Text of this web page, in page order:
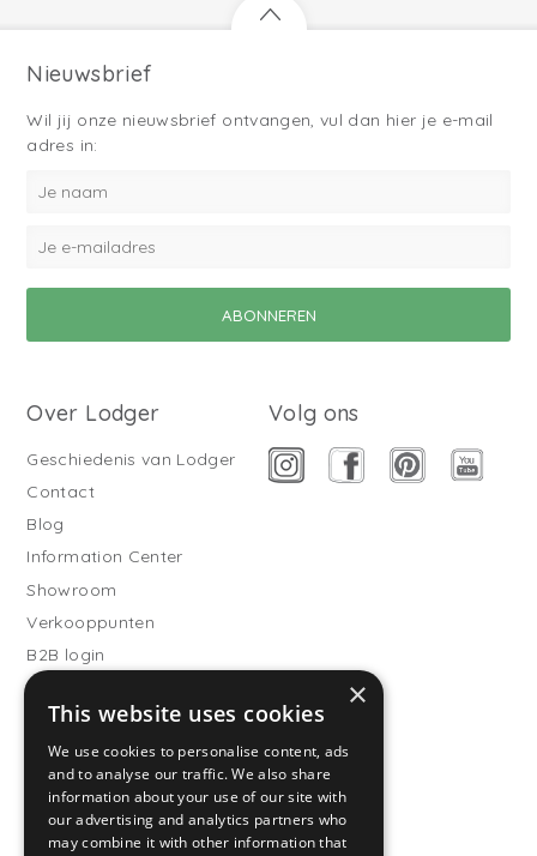
Nieuwsbrief
Wil jij onze nieuwsbrief ontvangen, vul dan hier je e-mail
adres in:
Over Lodger
Geschiedenis van Lodger
Contact
Blog
Information Center
Showroom
Verkooppunten
B2B login
Buitenslaapzakken
Word verkooppartner
Klantenservice
Veelgestelde vragen
Verzenden & Bezorgen
Volg ons
×
This website uses cookies
We use cookies to personalise content, ads
and to analyse our traffic. We also share
information about your use of our site with
our advertising and analytics partners who
may combine it with other information that